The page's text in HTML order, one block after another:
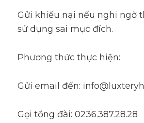
Gửi khiếu nại nếu nghi ngờ
sử dụng sai mục đích.
Phương thức thực hiện:
Gửi email đến:
Gọi tổng đài: 0236.387.28.28